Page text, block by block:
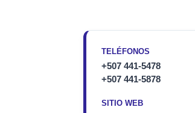
TELÉFONOS
+507 441-5478
+507 441-5878
SITIO WEB